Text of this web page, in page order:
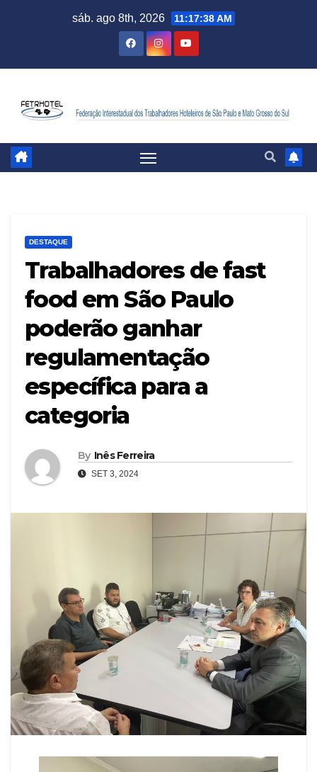
sáb. ago 8th, 2026 11:17:39 AM
DESTAQUE
Trabalhadores de fast
food em São Paulo
poderão ganhar
regulamentação
específica para a
categoria
By Inês Ferreira
SET 3, 2024